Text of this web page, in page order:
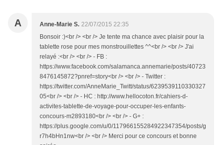
A Anne-Marie S. 22/07/2015 22:35
Bonsoir :)<br /> <br /> Je tente ma chance avec plaisir pour la
tablette rose pour mes monstrouillettes ^^<br /> <br /> J'ai
relayé :<br /> <br /> - FB :
https://www.facebook.com/salamanca.annemarie/posts/40723
8476145872?pnref=story<br /> <br /> - Twitter :
https://twitter.com/AnneMarie_Twitt/status/6239539110330327
05<br /> <br /> - HC : http://www.hellocoton.fr/cahiers-d-
activites-tablette-de-voyage-pour-occuper-les-enfants-
concours-m2893180<br /> <br /> - G+ :
https://plus.google.com/u/0/117966155284922347354/posts/g
r7h4bHn1nw<br /> <br /> Merci pour ce concours et bonne